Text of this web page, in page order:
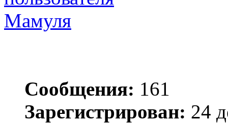
Мамуля
Сообщения: 161
Зарегистрирован: 24